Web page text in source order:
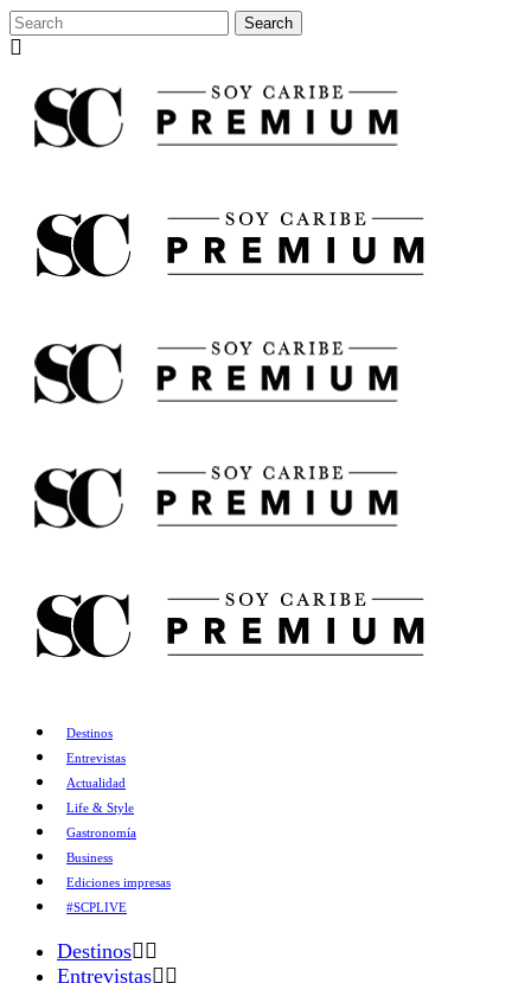
Destinos
Entrevistas
Actualidad
Life & Style
Gastronomía
Business
Ediciones impresas
#SCPLIVE
Destinos
Entrevistas